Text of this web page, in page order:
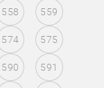
558 559
574 575
590 591